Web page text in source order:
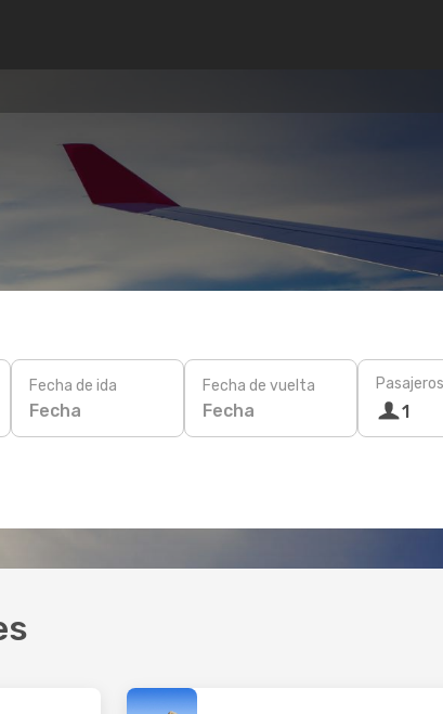
Fecha de ida
Fecha
Fecha de vuelta
Fecha
Pasajeros
1